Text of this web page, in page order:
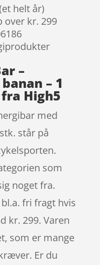
helt år)
over kr. 299
–
– 1
High5
med
står på
som
noget fra.
fri fragt hvis
kr. 299. Varen
som er mange
Er du